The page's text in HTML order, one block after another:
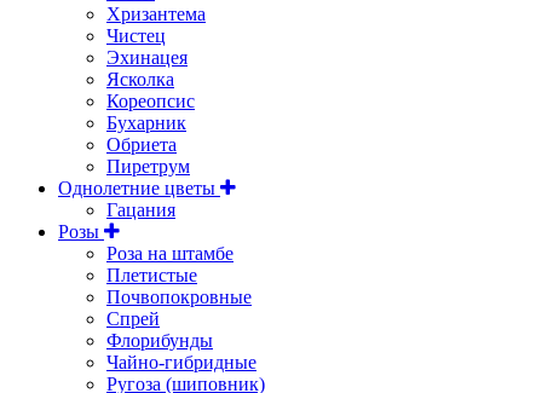
Хризантема
Чистец
Эхинацея
Ясколка
Кореопсис
Бухарник
Обриета
Пиретрум
Однолетние цветы
Гацания
Розы
Роза на штамбе
Плетистые
Почвопокровные
Спрей
Флорибунды
Чайно-гибридные
Ругоза (шиповник)